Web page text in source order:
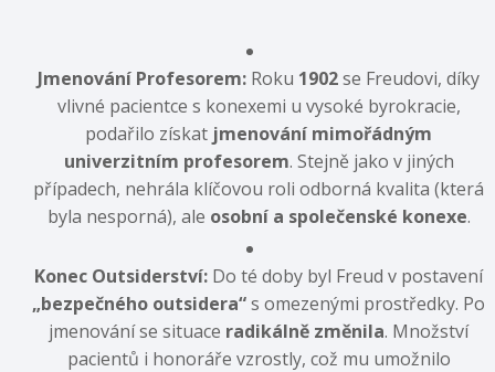
Jmenování Profesorem: Roku 1902se Freudovi, díky
vlivné pacientce s konexemi u vysoké byrokracie,
podařilo získat jmenování mimořádným
univerzitním profesorem. Stejně jako v jiných
případech, nehrála klíčovou roli odborná kvalita (která
byla nesporná), ale osobní a společenské konexe.
Konec Outsiderství: Do té doby byl Freud v postavení
„bezpečného outsidera“s omezenými prostředky. Po
jmenování se situace radikálně změnila. Množství
pacientů i honoráře vzrostly, což mu umožnilo